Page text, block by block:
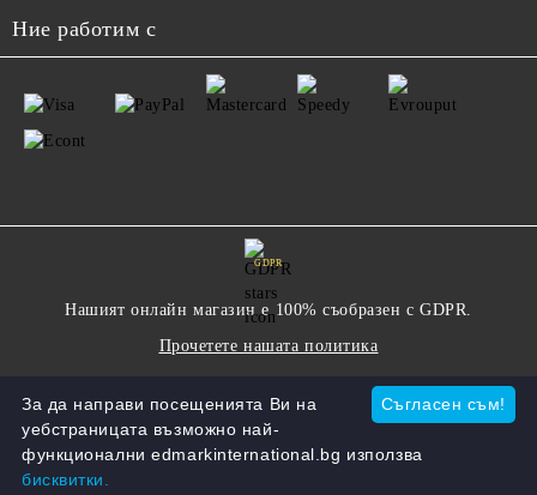
Ние работим с
GDPR
Нашият онлайн магазин е 100% съобразен с GDPR.
Прочетете нашата политика
Моите лични данни Съгласен съм!
За да направи посещенията Ви на
уебстраницата възможно най-
функционални edmarkinternational.bg използва
бисквитки.